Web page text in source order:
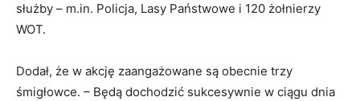
służby – m.in. Policja, Lasy Państwowe i 120 żołnierzy
WOT.
Dodał, że w akcję zaangażowane są obecnie trzy
śmigłowce. – Będą dochodzić sukcesywnie w ciągu dnia